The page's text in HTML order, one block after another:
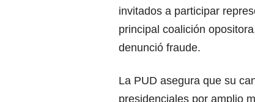
invitados a participar
principal coalición
denunció fraude.
La PUD asegura que su
presidenciales por amplio